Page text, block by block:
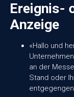
Ereignis-
Anzeige
«Hallo und
an der
Stand oder